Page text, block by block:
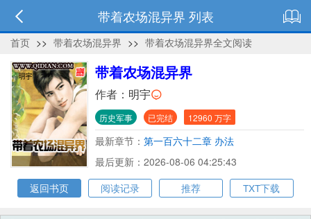
带着农场混异界 列表
首页 >> 带着农场混异界 >> 带着农场混异界全文阅读
带着农场混异界
作者： 明宇
历史军事 已完结 12960 万字
最新章节： 第一百六十二章 办法
最后更新：2026-08-06 04:25:43
返回书页
阅读记录 推荐 TXT下载